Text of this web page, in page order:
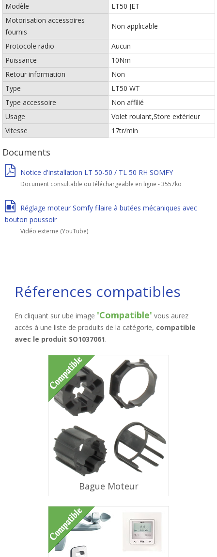
Modèle
LT50 JET
Motorisation accessoires
fournis
Non applicable
Protocole radio
Aucun
Puissance
10Nm
Retour information
Non
Type
LT50 WT
Type accessoire
Non affilié
Usage
Volet roulant,Store extérieur
Vitesse
17tr/min
Documents
Notice d'installation LT 50-50 / TL 50 RH SOMFY
Document consultable ou téléchargeable en ligne - 3557ko
Réglage moteur Somfy filaire à butées mécaniques avec
bouton poussoir
Vidéo externe (YouTube)
Réferences compatibles
En cliquant sur ube image 'Compatible' vous aurez
accès à une liste de produits de la catégorie, compatible
avec le produit SO1037061.
Bague Moteur